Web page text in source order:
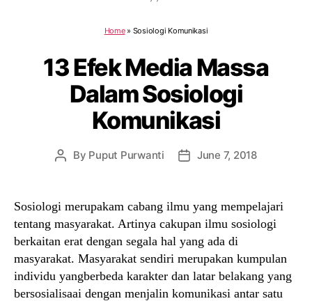
Home» Sosiologi Komunikasi
13 Efek Media Massa
Dalam Sosiologi
Komunikasi
Post
By Puput Purwanti
PostJune 7, 2018
Sosiologi merupakam cabang ilmu yang mempelajari
tentang masyarakat. Artinya cakupan ilmu sosiologi
berkaitan erat dengan segala hal yang ada di
masyarakat. Masyarakat sendiri merupakan kumpulan
individu yangberbeda karakter dan latar belakang yang
bersosialisaai dengan menjalin komunikasi antar satu